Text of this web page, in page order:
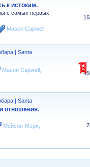
к истокам.
с самых первых
Mason Capwell
| Santa
Mason Capwell
| Santa
отношения.
Мейсон-Мэри